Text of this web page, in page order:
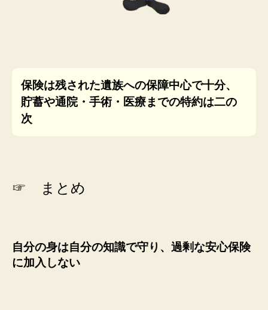
保険は残された遺族への保障中心で十分、
貯蓄や通院・手術・医療までの特約は二の
次
☞ まとめ
自分の身は自分の知識で守り、過剰な安心保険
に加入しない